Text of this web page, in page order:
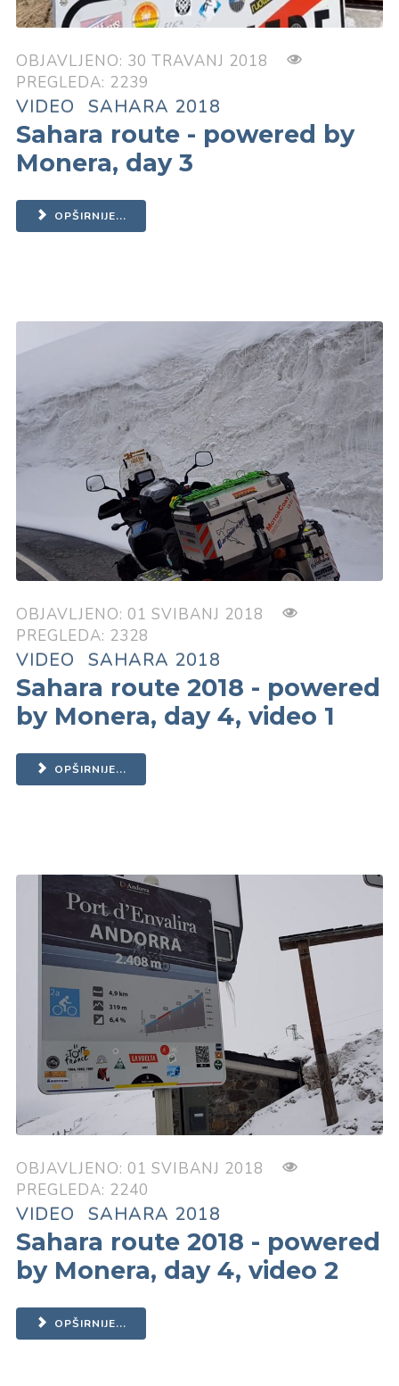
OBJAVLJENO: 30 TRAVANJ 2018
PREGLEDA: 2239
VIDEO SAHARA 2018
Sahara route - powered by
Monera, day 3
OPŠIRNIJE...
OBJAVLJENO: 01 SVIBANJ 2018
PREGLEDA: 2328
VIDEO SAHARA 2018
Sahara route 2018 - powered
by Monera, day 4, video 1
OPŠIRNIJE...
OBJAVLJENO: 01 SVIBANJ 2018
PREGLEDA: 2240
VIDEO SAHARA 2018
Sahara route 2018 - powered
by Monera, day 4, video 2
OPŠIRNIJE...